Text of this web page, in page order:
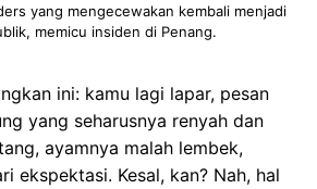
yang mengecewakan kembali menjadi
memicu insiden di Penang.
ini: kamu lagi lapar, pesan
yang seharusnya renyah dan
ayamnya malah lembek,
ekspektasi. Kesal, kan? Nah, hal